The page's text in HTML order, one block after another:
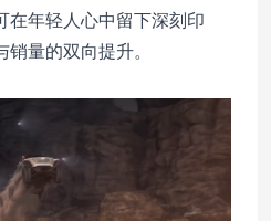
在年轻人心中留下深刻印
销量的双向提升。